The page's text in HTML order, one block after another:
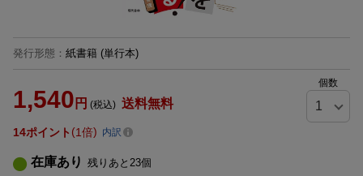
発行形態 ： 紙書籍 (単行本)
1,540 円 (税込) 送料無料
個数
14ポイント 1倍 内訳
在庫あり 残りあと 23個